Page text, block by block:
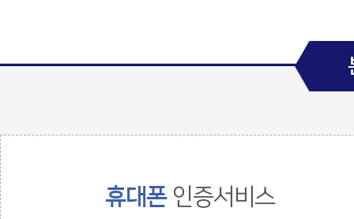
값 체크 폼
휴대폰인증서비스